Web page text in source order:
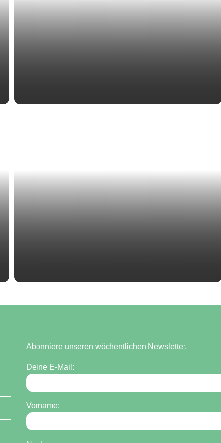
Abonniere unseren wöchentlichen Newsletter.
Deine E-Mail:
Vorname: